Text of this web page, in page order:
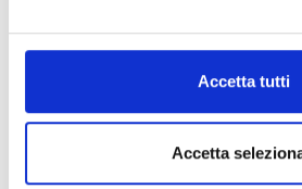
Accetta tutti
Accetta
Prezzo intero